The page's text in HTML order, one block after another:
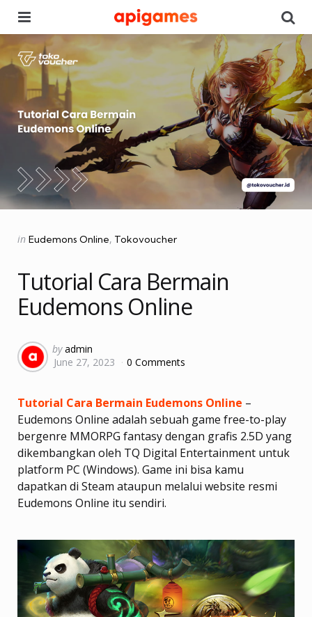
Categories
Posted
in Eudemons Online Tokovoucher
Tutorial Cara Bermain
Eudemons Online
Posted
by
by admin
June 27, 2023
0 Comments
Tutorial Cara Bermain Eudemons Online –
Eudemons Online adalah sebuah game free-to-play
bergenre MMORPG fantasy dengan grafis 2.5D yang
dikembangkan oleh TQ Digital Entertainment untuk
platform PC (Windows). Game ini bisa kamu
dapatkan di Steam ataupun melalui website resmi
Eudemons Online itu sendiri.